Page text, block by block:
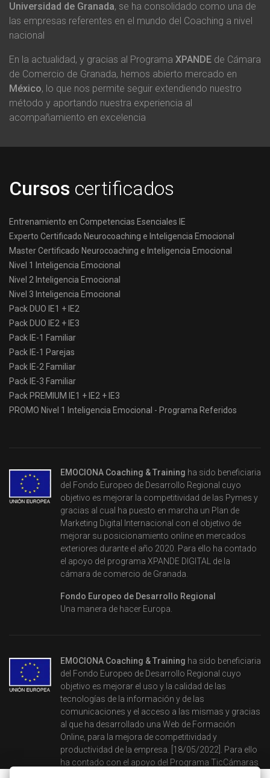
Universidad de Granada, se ha consolidado como una de
las empresas referentes en el mundo del Coaching a nivel
nacional
En la actualidad, y gracias al Programa XPANDE de Cámara
de Comercio de Granada, hemos abierto mercado en
México, lo que nos permite seguir extendiendo nuestro
método y aportando nuestra experiencia al
acompañamiento en excelencia
Cursos certificados
Entrenamiento en Competencias Esenciales IE
Experto Certificado Neurocoaching e Inteligencia Emocional
Master Certificado Neurocoaching e Inteligencia Emocional
Nivel 1 Inteligencia Emocional
Nivel 2 Inteligencia Emocional
Nivel 3 Inteligencia Emocional
Pack DUO IE1 + IE2
Pack DUO IE2 + IE3
Pack IE-1 Familiar
Pack IE-1 Parejas
Pack IE-2 Familiar
Pack IE-3 Familiar
Pack PREMIUM IE1 + IE2 + IE3
PROMO Nivel 1 Inteligencia Emocional - Programa Referidos
EMOCIONA Coaching & Training ha sido beneficiaria
del Fondo Europeo de Desarrollo Regional cuyo
objetivo es mejorar la competitividad de las Pymes y
gracias al cual ha puesto en marcha un Plan de
Marketing Digital Internacional con el objetivo de
mejorar su posicionamiento online en mercados
exteriores durante el año 2020. Para ello ha contado
el apoyo del programa XPANDE DIGITAL de la
cámara de comercio de Granada.
Fondo Europeo de Desarrollo Regional
Una manera de hacer Europa.
EMOCIONA Coaching & Training ha sido beneficiaria
del Fondo Europeo de Desarrollo Regional cuyo
objetivo es mejorar el uso y la calidad de las
tecnologías de la información y de las
comunicaciones y el acceso a las mismas y gracias
al que ha desarrollado una Web de Formación
Online, para la mejora de competitividad y
productividad de la empresa. [18/05/2022]. Para ello
ha contado con el apoyo del Programa TicCámaras